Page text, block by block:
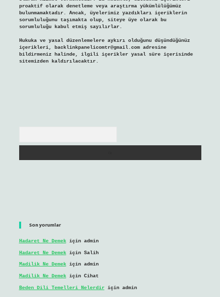
proaktif olarak denetleme veya araştırma yükümlülüğümüz
bulunmamaktadır. Ancak, üyelerimiz yazdıkları içeriklerin
sorumluluğunu taşımakta olup, siteye üye olarak bu
sorumluluğu kabul etmiş sayılırlar.
Hukuka ve yasal düzenlemelere aykırı olduğunu düşündüğünüz
içerikleri, backlinkpanelicomtr@gmail.comadresine
bildirmeniz halinde, ilgili içerikler yasal süre içerisinde
sitemizden kaldırılacaktır.
Son yorumlar
Hadaret Ne Demekiçin admin
Hadaret Ne Demekiçin Salih
Madilik Ne Demekiçin admin
Madilik Ne Demekiçin Cihat
Beden Dili Temelleri Nelerdiriçin admin